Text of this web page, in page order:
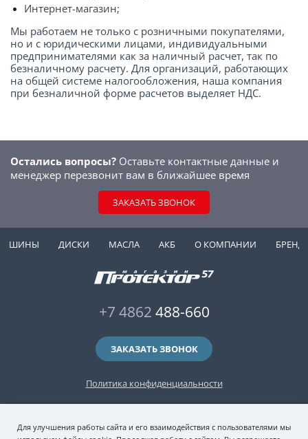
Интернет-магазин;
Мы работаем не только с розничными покупателями,
но и с юридическими лицами, индивидуальными
предпринимателями как за наличный расчет, так по
безналичному расчету. Для организаций, работающих
на общей системе налогообложения, наша компания
при безналичной форме расчетов выделяет НДС.
Остались вопросы? Оставьте контактные данные и
менеджер перезвонит вам в ближайшее время
ЗАКАЗАТЬ ЗВОНОК
ШИНЫ ДИСКИ МАСЛА АКБ О КОМПАНИИ
Политика конфиденциальности
+7 4862 488-660
ЗАКАЗАТЬ ЗВОНОК
2006-2026 © интернет-магазин "Протектор 57" — автомобильные шины
(зимние и летние шины), колесные диски, шиномонтаж и хранение шин.
Для улучшения работы сайта и его взаимодействия с пользователями мы